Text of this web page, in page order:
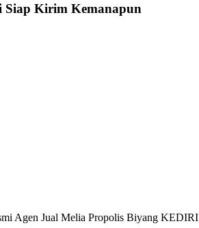
Siap Kirim Kemanapun
Agen Jual Melia Propolis Biyang KEDIRI